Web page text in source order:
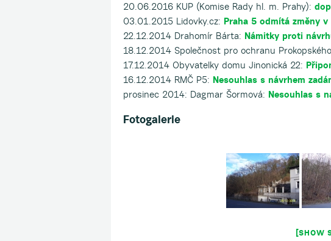
20.06.2016 KUP (Komise Rady hl. m. Prahy):
03.01.2015 Lidovky.cz: Praha 5 odmítá změny
22.12.2014 Drahomír Bárta: Námitky proti
18.12.2014 Společnost pro ochranu
17.12.2014 Obyvatelky domu Jinonická 22:
16.12.2014 RMČ P5: Nesouhlas s návrhem
prosinec 2014: Dagmar Šormová: Nesouhlas s
Fotogalerie
[SHOW